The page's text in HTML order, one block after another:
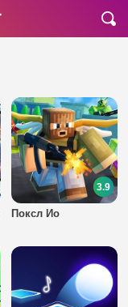
Поксл Ио
3.9